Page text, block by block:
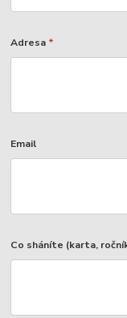
Adresa *
Email
Co sháníte (karta,